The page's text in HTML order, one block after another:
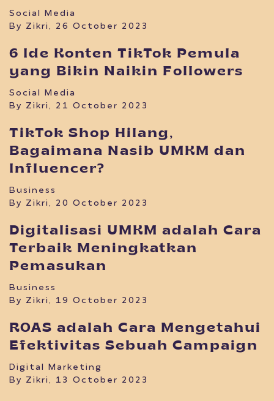
Social Media
By Zikri, 26 October 2023
6 Ide Konten TikTok Pemula
yang Bikin Naikin Followers
Social Media
By Zikri, 21 October 2023
TikTok Shop Hilang,
Bagaimana Nasib UMKM dan
Influencer?
Business
By Zikri, 20 October 2023
Digitalisasi UMKM adalah Cara
Terbaik Meningkatkan
Pemasukan
Business
By Zikri, 19 October 2023
ROAS adalah Cara Mengetahui
Efektivitas Sebuah Campaign
Digital Marketing
By Zikri, 13 October 2023